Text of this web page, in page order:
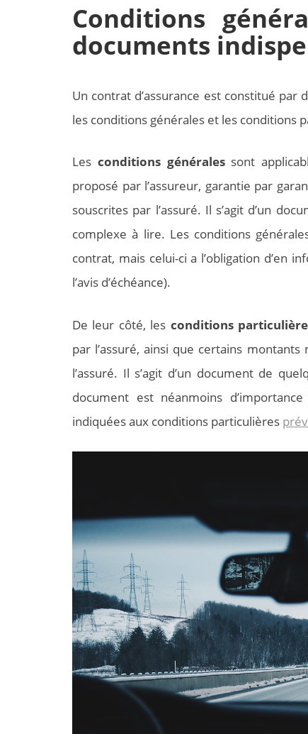
Conditions
documents
Un contrat d’assurance est constitué par
les conditions générales et les conditions
Les conditions généralessont
proposé par l’assureur, garantie par
souscrites par l’assuré. Il s’agit d’un
complexe à lire. Les conditions
contrat, mais celui-ci a l’obligation d’en
l’avis d’échéance).
De leur côté, les conditions
par l’assuré, ainsi que certains
l’assuré. Il s’agit d’un document de
document est néanmoins
indiquées aux conditions particulières